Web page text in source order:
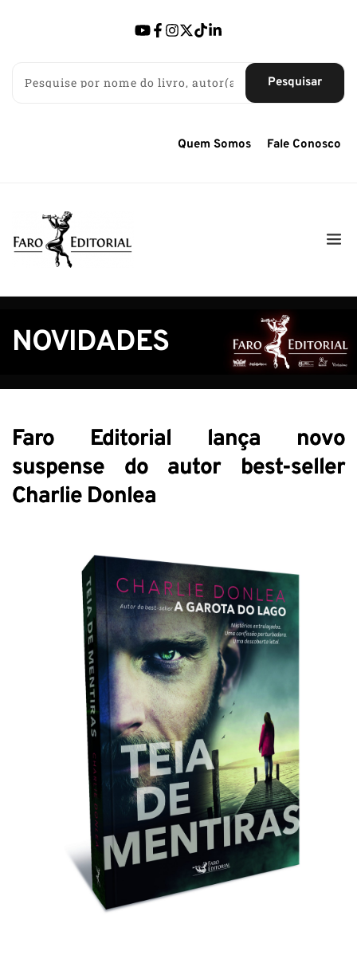
Pesquisar
Quem Somos Fale Conosco
NOVIDADES
Faro Editorial lança novo
suspense do autor best-seller
Charlie Donlea